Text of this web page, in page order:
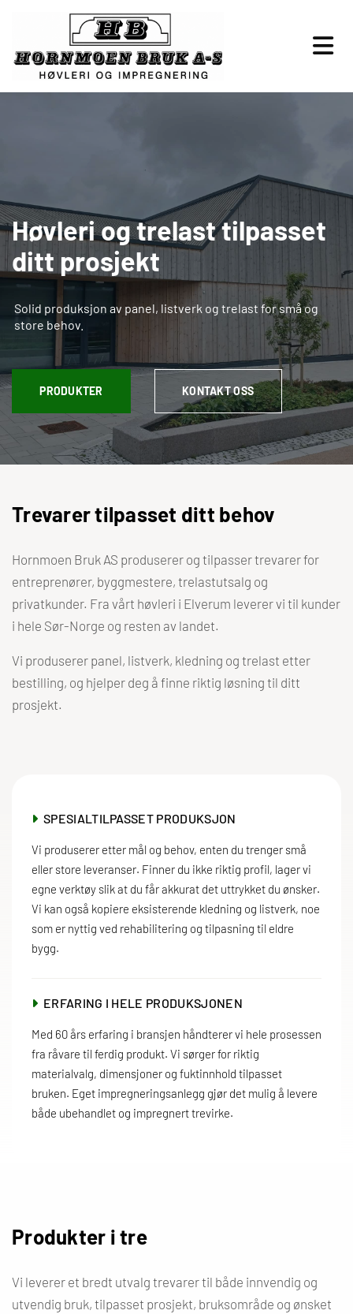
Høvleri og trelast tilpasset
ditt prosjekt
Solid produksjon av panel, listverk og trelast for små og
store behov.
PRODUKTER KONTAKT OSS
Trevarer tilpasset ditt behov
Hornmoen Bruk AS produserer og tilpasser trevarer for
entreprenører, byggmestere, trelastutsalg og
privatkunder. Fra vårt høvleri i Elverum leverer vi til kunder
i hele Sør-Norge og resten av landet.
Vi produserer panel, listverk, kledning og trelast etter
bestilling, og hjelper deg å finne riktig løsning til ditt
prosjekt.
 SPESIALTILPASSET PRODUKSJON
Vi produserer etter mål og behov, enten du trenger små
eller store leveranser. Finner du ikke riktig profil, lager vi
egne verktøy slik at du får akkurat det uttrykket du ønsker.
Vi kan også kopiere eksisterende kledning og listverk, noe
som er nyttig ved rehabilitering og tilpasning til eldre
bygg.
 ERFARING I HELE PRODUKSJONEN
Med 60 års erfaring i bransjen håndterer vi hele prosessen
fra råvare til ferdig produkt. Vi sørger for riktig
materialvalg, dimensjoner og fuktinnhold tilpasset
bruken. Eget impregneringsanlegg gjør det mulig å levere
både ubehandlet og impregnert trevirke.
Produkter i tre
Vi leverer et bredt utvalg trevarer til både innvendig og
utvendig bruk, tilpasset prosjekt, bruksområde og ønsket